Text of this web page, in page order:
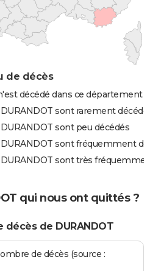
de décès
décédé dans ce département
sont rarement
sont peu décédés
sont fréquemment
sont très
qui nous ont quittés ?
de DURANDOT
de décès (source :